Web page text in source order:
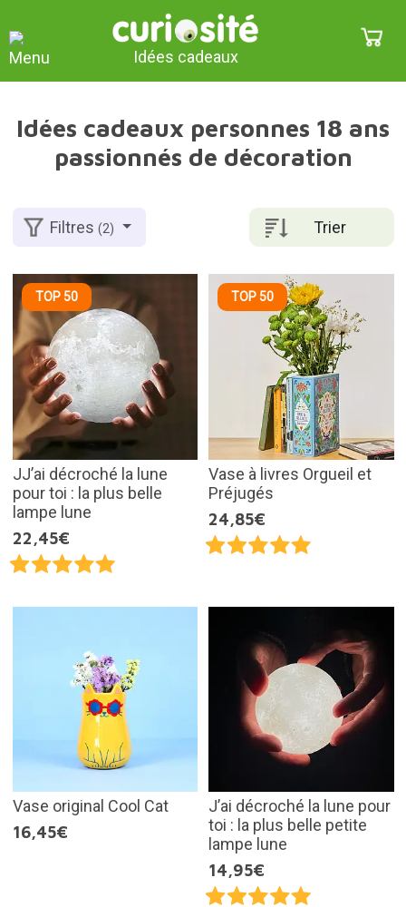
Idées cadeaux
Idées cadeaux personnes 18 ans
passionnés de décoration
Trier
Filtres(2)
TOP 50
JJ’ai décroché la lune
pour toi : la plus belle
lampe lune
22,45€
TOP 50
Vase à livres Orgueil et
Préjugés
24,85€
Vase original Cool Cat
16,45€
J’ai décroché la lune pour
toi : la plus belle petite
lampe lune
14,95€